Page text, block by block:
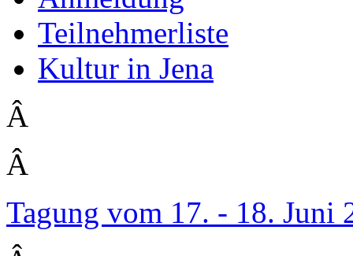
Teilnehmerliste
Kultur in Jena
Â
Â
Tagung vom 17. - 18. Juni